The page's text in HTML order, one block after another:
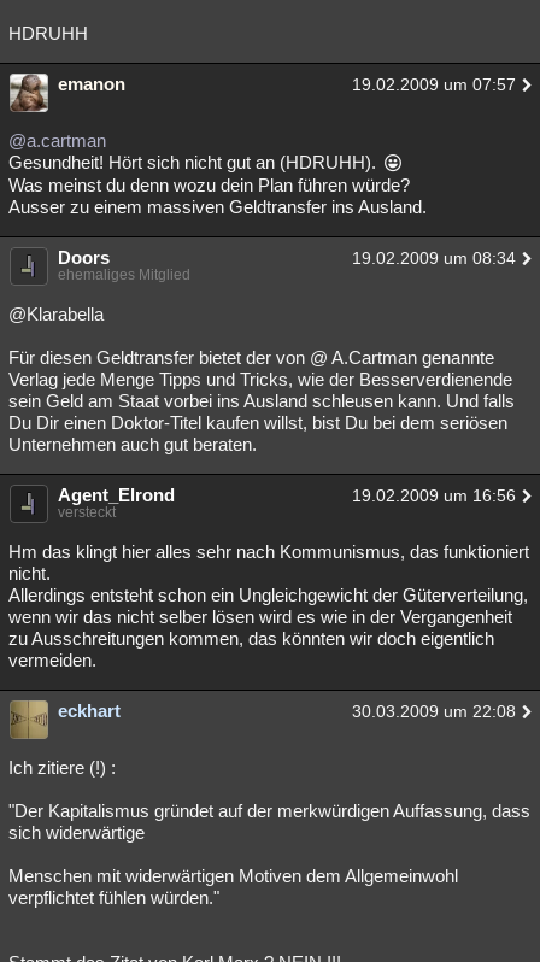
HDRUHH
emanon 19.02.2009 um 07:57
@a.cartman
Gesundheit! Hört sich nicht gut an (HDRUHH).
Was meinst du denn wozu dein Plan führen würde?
Ausser zu einem massiven Geldtransfer ins Ausland.
Doors 19.02.2009 um 08:34
ehemaliges Mitglied
@Klarabella
Für diesen Geldtransfer bietet der von @ A.Cartman genannte
Verlag jede Menge Tipps und Tricks, wie der Besserverdienende
sein Geld am Staat vorbei ins Ausland schleusen kann. Und falls
Du Dir einen Doktor-Titel kaufen willst, bist Du bei dem seriösen
Unternehmen auch gut beraten.
Agent_Elrond 19.02.2009 um 16:56
versteckt
Hm das klingt hier alles sehr nach Kommunismus, das funktioniert
nicht.
Allerdings entsteht schon ein Ungleichgewicht der Güterverteilung,
wenn wir das nicht selber lösen wird es wie in der Vergangenheit
zu Ausschreitungen kommen, das könnten wir doch eigentlich
vermeiden.
eckhart 30.03.2009 um 22:08
Ich zitiere (!) :
"Der Kapitalismus gründet auf der merkwürdigen Auffassung, dass
sich widerwärtige
Menschen mit widerwärtigen Motiven dem Allgemeinwohl
verpflichtet fühlen würden."